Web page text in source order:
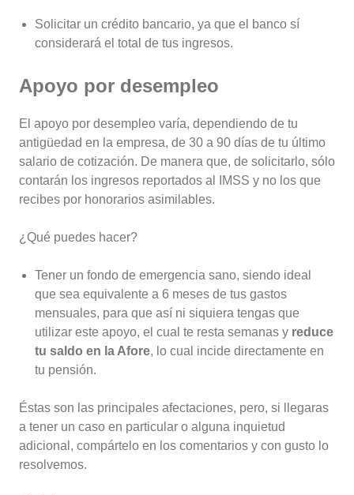
Solicitar un crédito bancario, ya que el banco sí
considerará el total de tus ingresos.
Apoyo por desempleo
El apoyo por desempleo varía, dependiendo de tu
antigüedad en la empresa, de 30 a 90 días de tu último
salario de cotización. De manera que, de solicitarlo, sólo
contarán los ingresos reportados al IMSS y no los que
recibes por honorarios asimilables.
¿Qué puedes hacer?
Tener un fondo de emergencia sano, siendo ideal
que sea equivalente a 6 meses de tus gastos
mensuales, para que así ni siquiera tengas que
utilizar este apoyo, el cual te resta semanas y reduce
tu saldo en la Afore, lo cual incide directamente en
tu pensión.
Éstas son las principales afectaciones, pero, si llegaras
a tener un caso en particular o alguna inquietud
adicional, compártelo en los comentarios y con gusto lo
resolvemos.